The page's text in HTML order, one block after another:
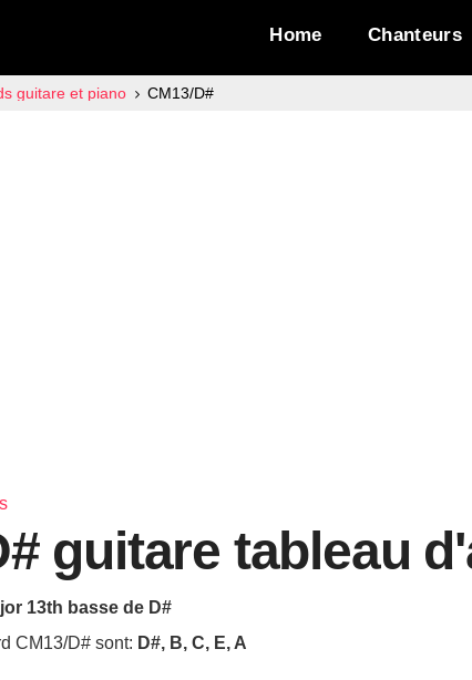
Home Chanteurs
guitare et piano CM13/D#
guitare tableau
13th basse de D#
CM13/D# sont: D#, B, C, E, A